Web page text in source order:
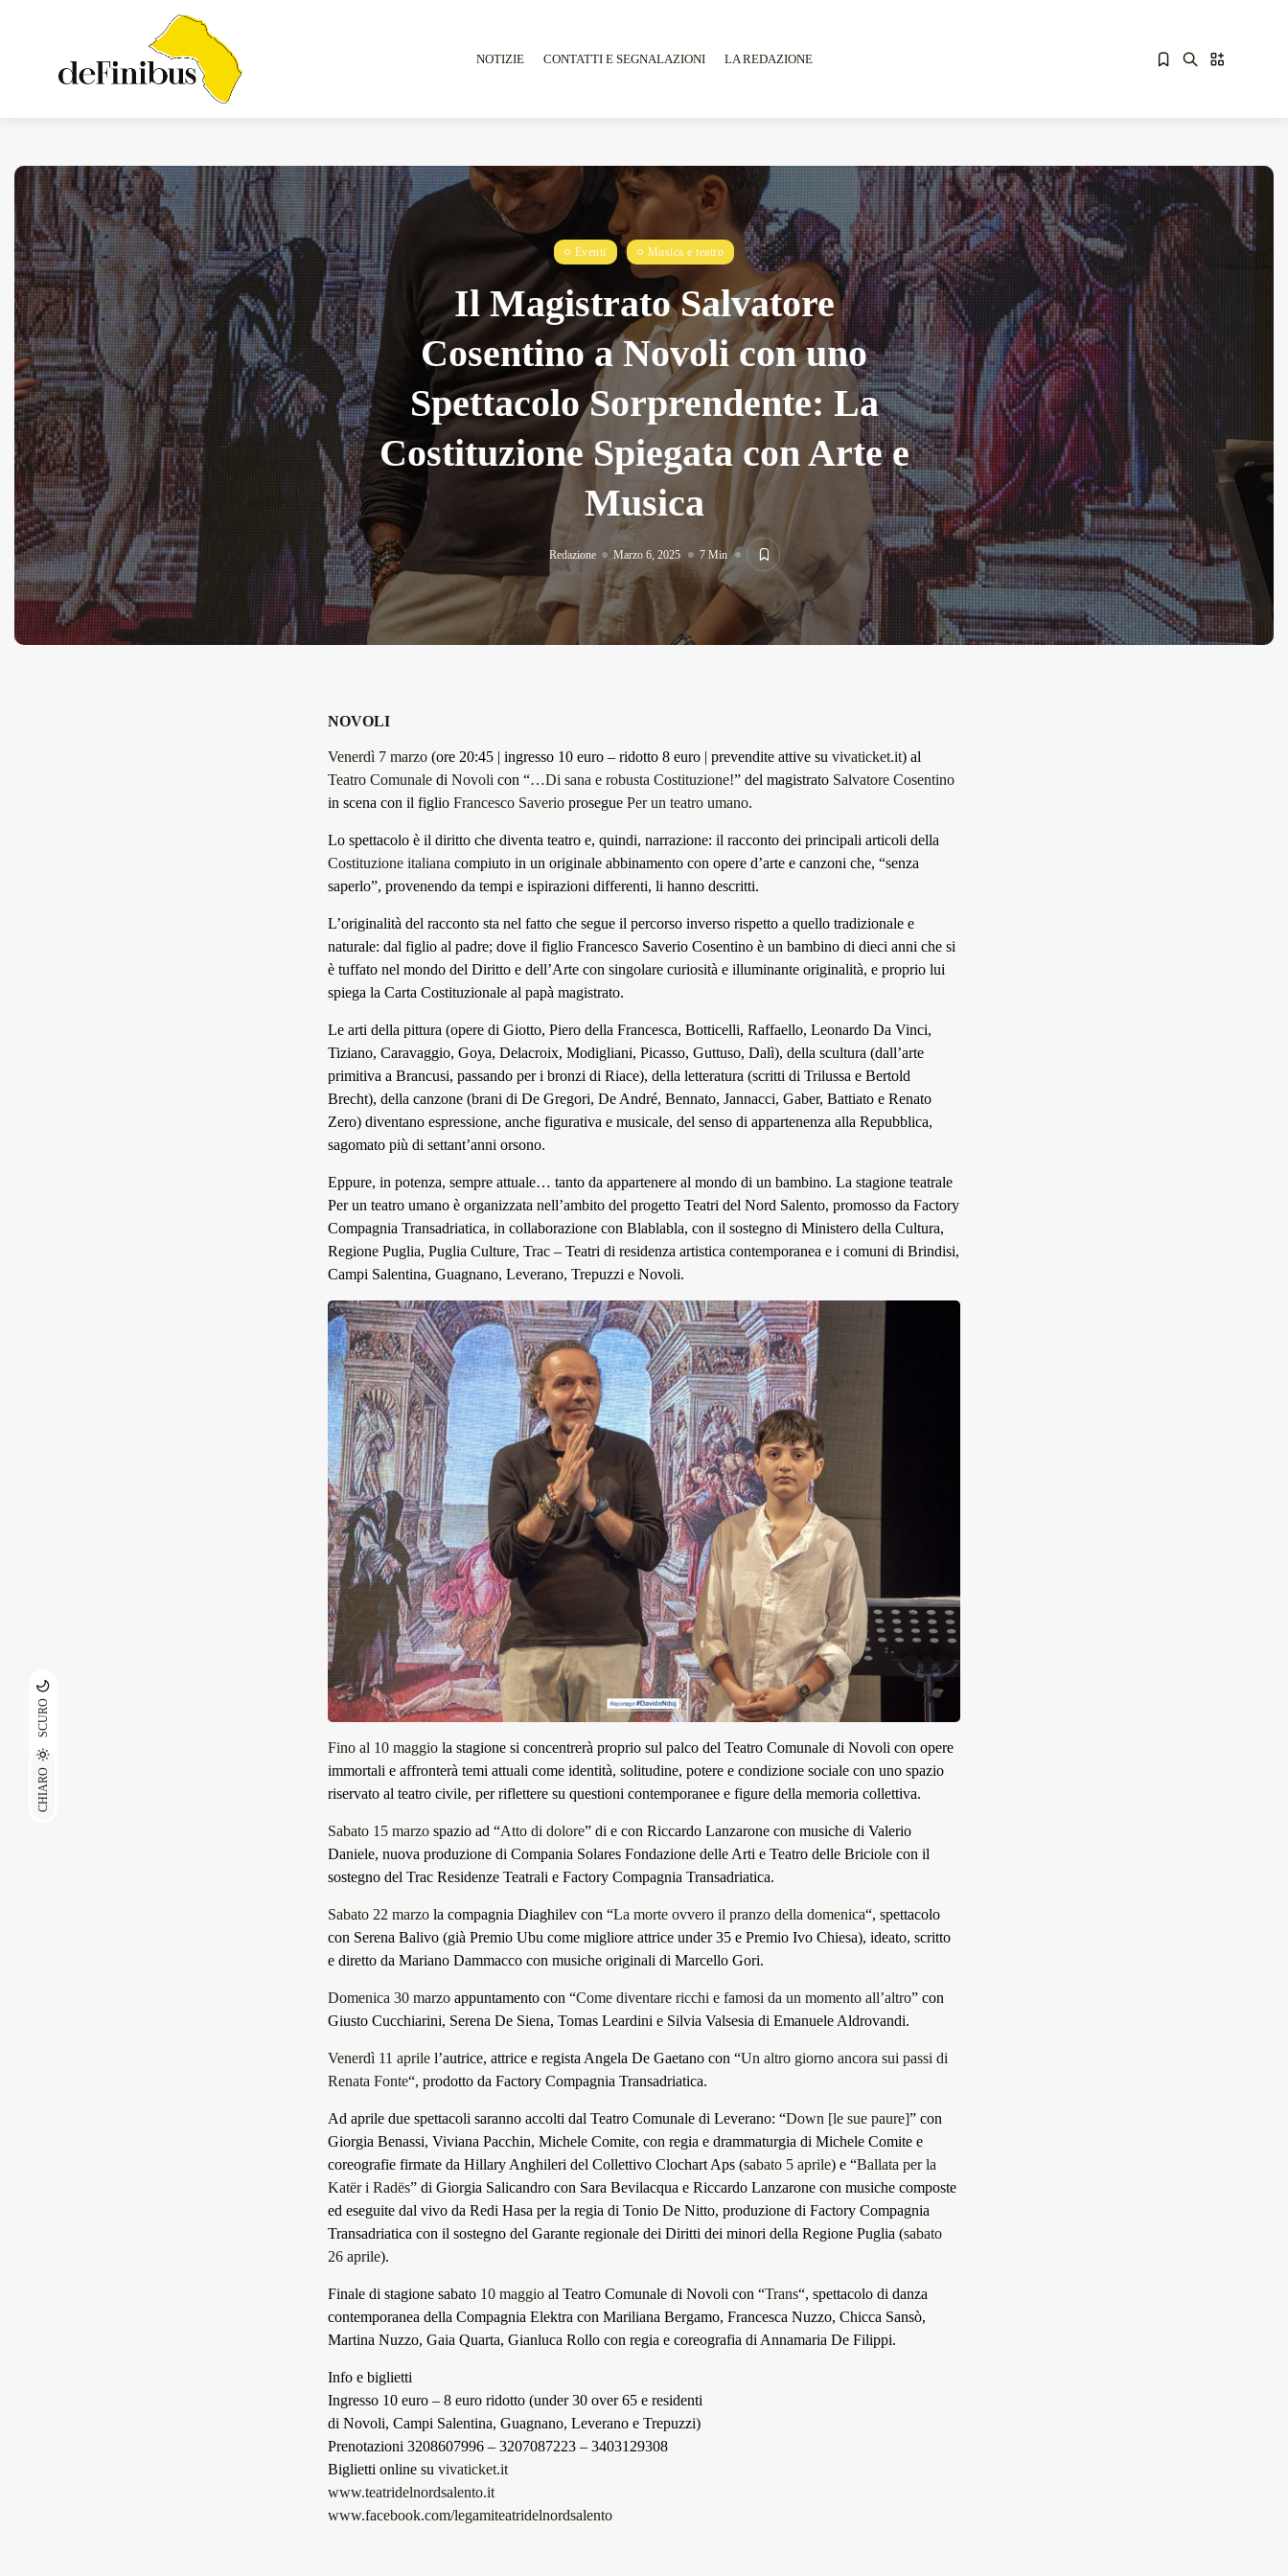
CHIARO
SCURO
NOTIZIE CONTATTI E SEGNALAZIONI LA REDAZIONE
Sorry, you have no bookmarks yet.
Iosonouncane A Lecce:
Concerto Acustico...
Luglio 17, 2026 13 Min
Tarantarte Al Festival De Fès...
Giugno 4, 2026 15 Min
Overdrive Fest A Matino: Il...
Maggio 29, 2026 4 Min
Eventi Musica e teatro
Il Magistrato Salvatore
Cosentino a Novoli con uno
Spettacolo Sorprendente: La
Costituzione Spiegata con Arte e
Musica
Redazione Marzo 6, 2025 7 Min
NOVOLI
Venerdì 7 marzo (ore 20:45 | ingresso 10 euro – ridotto 8 euro | prevendite attive su vivaticket.it) al
Teatro Comunale di Novoli con “…Di sana e robusta Costituzione!” del magistrato Salvatore Cosentino
in scena con il figlio Francesco Saverio prosegue Per un teatro umano.
Lo spettacolo è il diritto che diventa teatro e, quindi, narrazione: il racconto dei principali articoli della
Costituzione italiana compiuto in un originale abbinamento con opere d’arte e canzoni che, “senza
saperlo”, provenendo da tempi e ispirazioni differenti, li hanno descritti.
L’originalità del racconto sta nel fatto che segue il percorso inverso rispetto a quello tradizionale e
naturale: dal figlio al padre; dove il figlio Francesco Saverio Cosentino è un bambino di dieci anni che si
è tuffato nel mondo del Diritto e dell’Arte con singolare curiosità e illuminante originalità, e proprio lui
spiega la Carta Costituzionale al papà magistrato.
Le arti della pittura (opere di Giotto, Piero della Francesca, Botticelli, Raffaello, Leonardo Da Vinci,
Tiziano, Caravaggio, Goya, Delacroix, Modigliani, Picasso, Guttuso, Dalì), della scultura (dall’arte
primitiva a Brancusi, passando per i bronzi di Riace), della letteratura (scritti di Trilussa e Bertold
Brecht), della canzone (brani di De Gregori, De André, Bennato, Jannacci, Gaber, Battiato e Renato
Zero) diventano espressione, anche figurativa e musicale, del senso di appartenenza alla Repubblica,
sagomato più di settant’anni orsono.
Eppure, in potenza, sempre attuale… tanto da appartenere al mondo di un bambino. La stagione teatrale
Per un teatro umano è organizzata nell’ambito del progetto Teatri del Nord Salento, promosso da Factory
Compagnia Transadriatica, in collaborazione con Blablabla, con il sostegno di Ministero della Cultura,
Regione Puglia, Puglia Culture, Trac – Teatri di residenza artistica contemporanea e i comuni di Brindisi,
Campi Salentina, Guagnano, Leverano, Trepuzzi e Novoli.
Fino al 10 maggio la stagione si concentrerà proprio sul palco del Teatro Comunale di Novoli con opere
immortali e affronterà temi attuali come identità, solitudine, potere e condizione sociale con uno spazio
riservato al teatro civile, per riflettere su questioni contemporanee e figure della memoria collettiva.
Sabato 15 marzo spazio ad “Atto di dolore” di e con Riccardo Lanzarone con musiche di Valerio
Daniele, nuova produzione di Compania Solares Fondazione delle Arti e Teatro delle Briciole con il
sostegno del Trac Residenze Teatrali e Factory Compagnia Transadriatica.
Sabato 22 marzo la compagnia Diaghilev con “La morte ovvero il pranzo della domenica“, spettacolo
con Serena Balivo (già Premio Ubu come migliore attrice under 35 e Premio Ivo Chiesa), ideato, scritto
e diretto da Mariano Dammacco con musiche originali di Marcello Gori.
Domenica 30 marzo appuntamento con “Come diventare ricchi e famosi da un momento all’altro” con
Giusto Cucchiarini, Serena De Siena, Tomas Leardini e Silvia Valsesia di Emanuele Aldrovandi.
Venerdì 11 aprile l’autrice, attrice e regista Angela De Gaetano con “Un altro giorno ancora sui passi di
Renata Fonte“, prodotto da Factory Compagnia Transadriatica.
Ad aprile due spettacoli saranno accolti dal Teatro Comunale di Leverano: “Down [le sue paure]” con
Giorgia Benassi, Viviana Pacchin, Michele Comite, con regia e drammaturgia di Michele Comite e
coreografie firmate da Hillary Anghileri del Collettivo Clochart Aps (sabato 5 aprile) e “Ballata per la
Katër i Radës” di Giorgia Salicandro con Sara Bevilacqua e Riccardo Lanzarone con musiche composte
ed eseguite dal vivo da Redi Hasa per la regia di Tonio De Nitto, produzione di Factory Compagnia
Transadriatica con il sostegno del Garante regionale dei Diritti dei minori della Regione Puglia (sabato
26 aprile).
Finale di stagione sabato 10 maggio al Teatro Comunale di Novoli con “Trans“, spettacolo di danza
contemporanea della Compagnia Elektra con Mariliana Bergamo, Francesca Nuzzo, Chicca Sansò,
Martina Nuzzo, Gaia Quarta, Gianluca Rollo con regia e coreografia di Annamaria De Filippi.
Info e biglietti
Ingresso 10 euro – 8 euro ridotto (under 30 over 65 e residenti
di Novoli, Campi Salentina, Guagnano, Leverano e Trepuzzi)
Prenotazioni 3208607996 – 3207087223 – 3403129308
Biglietti online su vivaticket.it
www.teatridelnordsalento.it
www.facebook.com/legamiteatridelnordsalento